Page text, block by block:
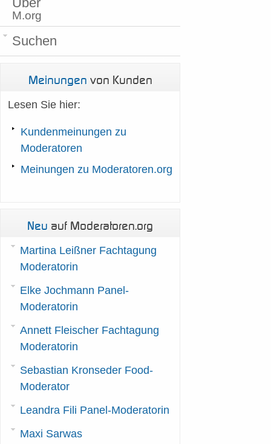
M.org
Suchen
Meinungen von Kunden
Lesen Sie hier:
Kundenmeinungen zu
Moderatoren
Meinungen zu Moderatoren.org
Neu auf Moderatoren.org
Martina Leißner Fachtagung
Moderatorin
Elke Jochmann Panel-
Moderatorin
Annett Fleischer Fachtagung
Moderatorin
Sebastian Kronseder Food-
Moderator
Leandra Fili Panel-Moderatorin
Maxi Sarwas